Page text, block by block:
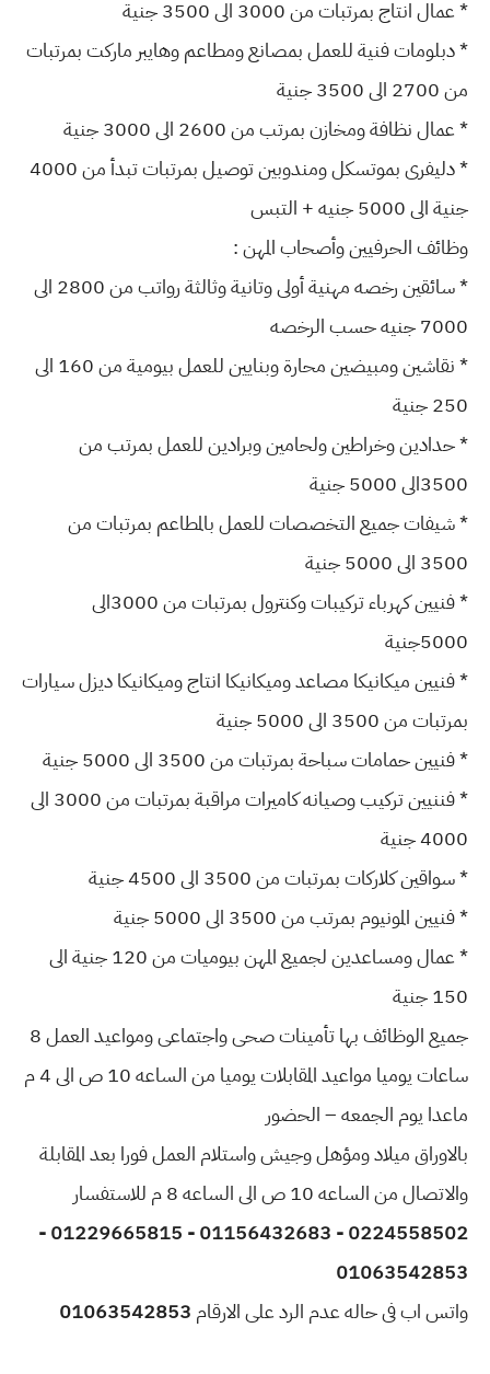
* عمال انتاج بمرتبات من 3000 الى 3500 جنية
* دبلومات فنية للعمل بمصانع ومطاعم وهايبر ماركت بمرتبات
من 2700 الى 3500 جنية
* عمال نظافة ومخازن بمرتب من 2600 الى 3000 جنية
* دليفرى بموتسكل ومندوبين توصيل بمرتبات تبدأ من 4000
جنية الى 5000 جنيه + التبس
وظائف الحرفيين وأصحاب المهن :
* سائقين رخصه مهنية أولى وتانية وثالثة رواتب من 2800 الى
7000 جنيه حسب الرخصه
* نقاشين ومبيضين محارة وبنايين للعمل بيومية من 160 الى
250 جنية
* حدادين وخراطين ولحامين وبرادين للعمل بمرتب من
3500الى 5000 جنية
* شيفات جميع التخصصات للعمل بالمطاعم بمرتبات من
3500 الى 5000 جنية
* فنيين كهرباء تركيبات وكنترول بمرتبات من 3000الى
5000جنية
* فنيين ميكانيكا مصاعد وميكانيكا انتاج وميكانيكا ديزل سيارات
بمرتبات من 3500 الى 5000 جنية
* فنيين حمامات سباحة بمرتبات من 3500 الى 5000 جنية
* فننيين تركيب وصيانه كاميرات مراقبة بمرتبات من 3000 الى
4000 جنية
* سواقين كلاركات بمرتبات من 3500 الى 4500 جنية
* فنيين المونيوم بمرتب من 3500 الى 5000 جنية
* عمال ومساعدين لجميع المهن بيوميات من 120 جنية الى
150 جنية
جميع الوظائف بها تأمينات صحى واجتماعى ومواعيد العمل 8
ساعات يوميا مواعيد المقابلات يوميا من الساعه 10 ص الى 4 م
ماعدا يوم الجمعه – الحضور
بالاوراق ميلاد ومؤهل وجيش واستلام العمل فورا بعد المقابلة
والاتصال من الساعه 10 ص الى الساعه 8 م للاستفسار
0224558502 - 01156432683 - 01229665815 -
01063542853
واتس اب فى حاله عدم الرد على الارقام 01063542853